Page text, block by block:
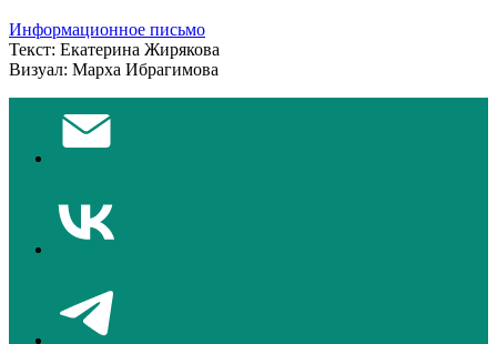
Информационное письмо
Текст: Екатерина Жирякова
Визуал: Марха Ибрагимова